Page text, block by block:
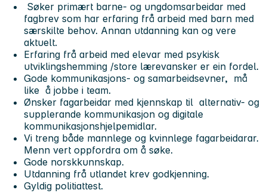
Søker primært barne- og ungdomsarbeidar med
fagbrev som har erfaring frå arbeid med barn med
særskilte behov. Annan utdanning kan og vere
aktuelt.
Erfaring frå arbeid med elevar med psykisk
utviklingshemming /store lærevansker er ein fordel.
Gode kommunikasjons- og samarbeidsevner, må
like å jobbe i team.
Ønsker fagarbeidar med kjennskap til alternativ- og
supplerande kommunikasjon og digitale
kommunikasjonshjelpemidlar.
Vi treng både mannlege og kvinnlege fagarbeidarar.
Menn vert oppfordra om å søke.
Gode norskkunnskap.
Utdanning frå utlandet krev godkjenning.
Gyldig politiattest.